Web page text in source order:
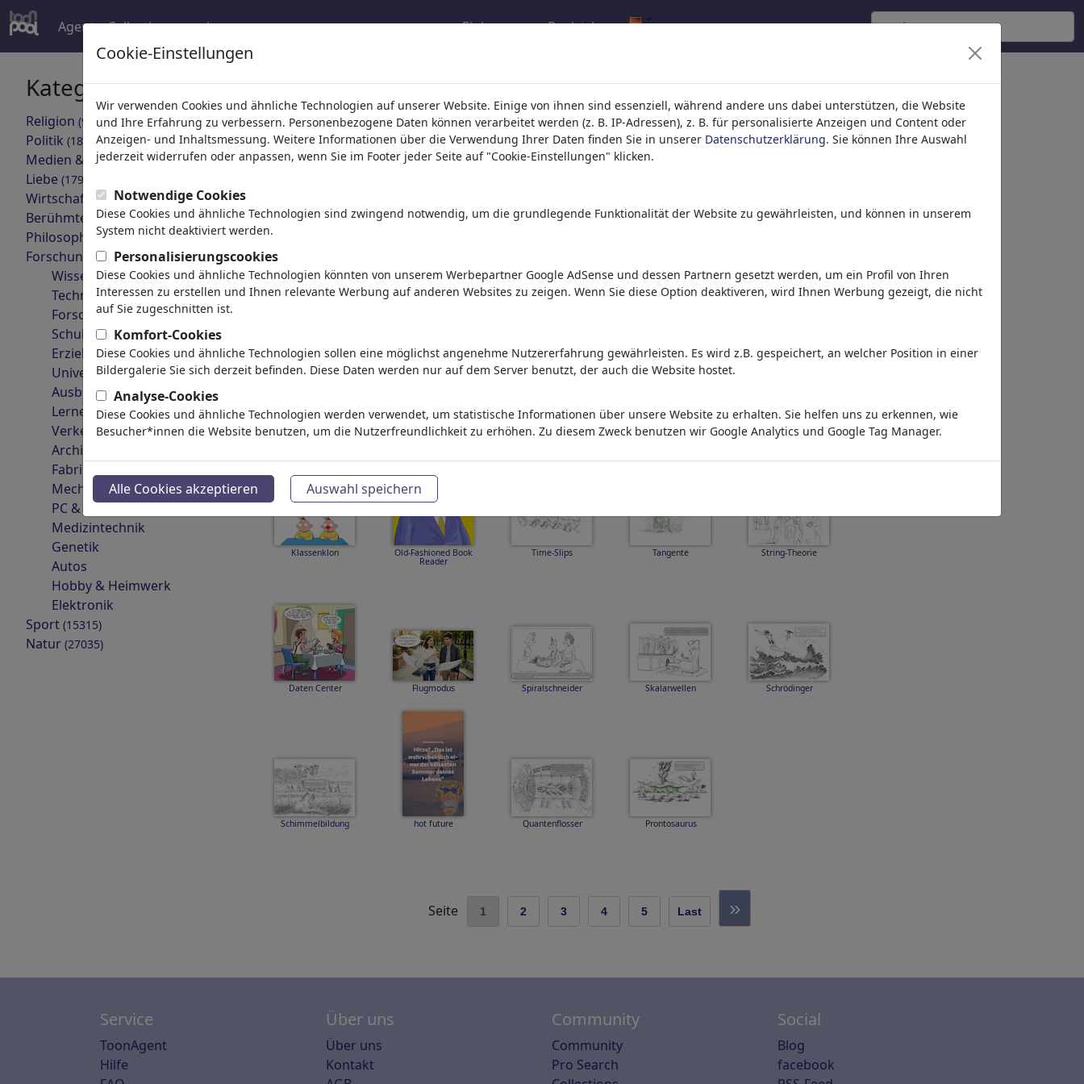
Agent Collections mehr Einloggen Registrieren
Kategorien
Religion (9415)
Politik (188499)
Medien & Kultur(72013)
Liebe (17990)
Wirtschaft (21744)
Berühmte Personen(22591)
Philosophie(28939)
Forschung & Technik(10390)
Wissenschaft
Technologie
Forschung
Schule
Erziehung
Universität
Ausbildung
Lernen & Bildung
Verkehr & Raumfahrt
Architektur
Fabriken
Mechanik
PC & Digitales
Medizintechnik
Genetik
Autos
Hobby & Heimwerk
Elektronik
Sport (15315)
Natur (27035)
Ihr Suchergebnis für: Kategorie 'Forschung'
zurück
E-Karren Total bescheuert Intelligentes Beil Singularität Schaukeltest
DB Pannenhilfe Sie ist abgehauen Menschen und Technik Les hommes et la
technologie
Wissenschaft ist SEHR
ernst!
Klassenklon Old-Fashioned Book
Reader
Time-Slips Tangente String-Theorie
Daten Center Flugmodus Spiralschneider Skalarwellen Schrödinger
Schimmelbildung hot future Quantenflosser Prontosaurus
Seite 1 2 3 4 5 Last »
Service
ToonAgent
Hilfe
Über uns
Über uns
Kontakt
Community
Community
Pro Search
Social
Blog
facebook
Cookie-Einstellungen
Wir verwenden Cookies und ähnliche Technologien auf unserer Website. Einige von ihnen sind essenziell, während andere uns dabei unterstützen, die Website
und Ihre Erfahrung zu verbessern. Personenbezogene Daten können verarbeitet werden (z. B. IP-Adressen), z. B. für personalisierte Anzeigen und Content oder
Anzeigen- und Inhaltsmessung. Weitere Informationen über die Verwendung Ihrer Daten finden Sie in unserer Datenschutzerklärung. Sie können Ihre Auswahl
jederzeit widerrufen oder anpassen, wenn Sie im Footer jeder Seite auf "Cookie-Einstellungen" klicken.
Notwendige Cookies
Diese Cookies und ähnliche Technologien sind zwingend notwendig, um die grundlegende Funktionalität der Website zu gewährleisten, und können in unserem
System nicht deaktiviert werden.
Personalisierungscookies
Diese Cookies und ähnliche Technologien könnten von unserem Werbepartner Google AdSense und dessen Partnern gesetzt werden, um ein Profil von Ihren
Interessen zu erstellen und Ihnen relevante Werbung auf anderen Websites zu zeigen. Wenn Sie diese Option deaktiveren, wird Ihnen Werbung gezeigt, die nicht
auf Sie zugeschnitten ist.
Komfort-Cookies
Diese Cookies und ähnliche Technologien sollen eine möglichst angenehme Nutzererfahrung gewährleisten. Es wird z.B. gespeichert, an welcher Position in einer
Bildergalerie Sie sich derzeit befinden. Diese Daten werden nur auf dem Server benutzt, der auch die Website hostet.
Analyse-Cookies
Diese Cookies und ähnliche Technologien werden verwendet, um statistische Informationen über unsere Website zu erhalten. Sie helfen uns zu erkennen, wie
Besucher*innen die Website benutzen, um die Nutzerfreundlichkeit zu erhöhen. Zu diesem Zweck benutzen wir Google Analytics und Google Tag Manager.
Alle Cookies akzeptieren Auswahl speichern